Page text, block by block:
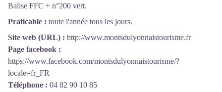
Balise FFC + n°200 vert.
Praticable : toute l'année tous les jours.
Site web (URL) : http://www.montsdulyonnaistourisme.fr
Page facebook :
https://www.facebook.com/montsdulyonnaistourisme/?
locale=fr_FR
Téléphone : 04 82 90 10 85